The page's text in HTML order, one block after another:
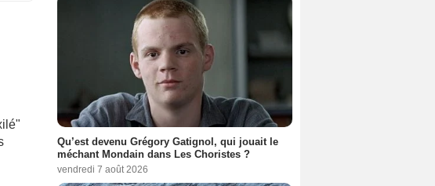
Qu’est devenu Grégory Gatignol, qui jouait le
méchant Mondain dans Les Choristes ?
vendredi 7 août 2026